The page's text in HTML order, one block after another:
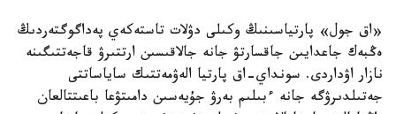
«اق جول» پارتياسىنىڭ وكىلى دۋلات تاستەكەي پەداگوگتەردىڭ
ەڭبەك جاعدايىن جاقسارتۋ جانە جالاقىسىن ارتتىرۋ قاجەتتىگىنە
نازار اۋداردى. سونداي-اق پارتيا الەۋمەتتىك ساياساتتى
جەتىلدىرۋگە جانە ءبىلىم بەرۋ جۇيەسىن دامىتۋعا باعىتتالعان